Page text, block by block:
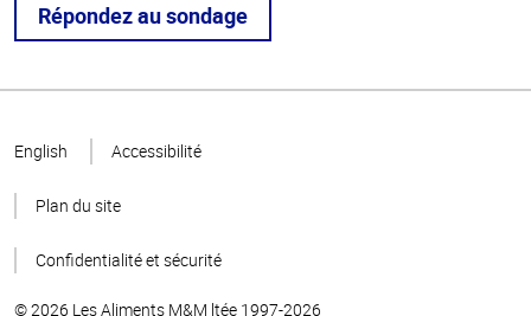
Répondez au sondage
page
English Accessibilité
Plan du site
Confidentialité et sécurité
© 2026 Les Aliments M&M ltée 1997-2026